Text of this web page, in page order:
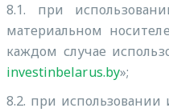
8.1. при
материальном
каждом случае
investinbelarus.by»;
8.2. при